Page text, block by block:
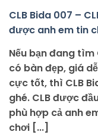
CLB Bida 007 –
được anh em tin
Nếu bạn đang tìm
có bàn đẹp, giá
cực tốt, thì CLB
ghé. CLB được
phù hợp cả anh
chơi [...]